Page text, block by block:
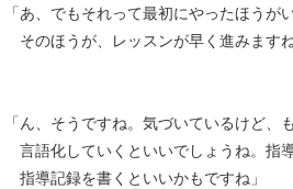
「あ、でもそれって最初にやったほうが
そのほうが、レッスンが早く進みます
「ん、そうですね。気づいているけど、
言語化していくといいでしょうね。指
指導記録を書くといいかもですね」